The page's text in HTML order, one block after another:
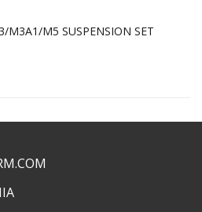
M3A1/M5 SUSPENSION SET